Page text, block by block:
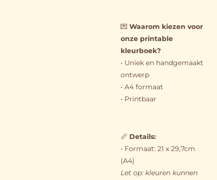
💌 Waarom kiezen voor
onze printable
kleurboek?
• Uniek en handgemaakt
ontwerp
• A4 formaat
• Printbaar
📏 Details:
• Formaat: 21 x 29,7cm
(A4)
Let op: kleuren kunnen